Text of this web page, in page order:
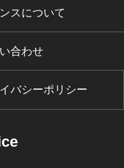
スについて
合わせ
バシーポリシー